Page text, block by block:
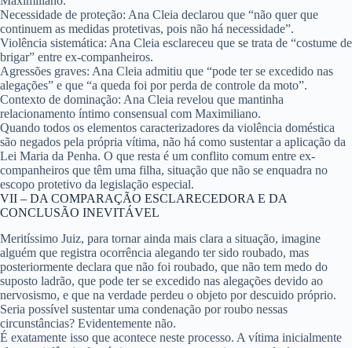
Necessidade de proteção: Ana Cleia declarou que “não quer que
continuem as medidas protetivas, pois não há necessidade”.
Violência sistemática: Ana Cleia esclareceu que se trata de “costume de
brigar” entre ex-companheiros.
Agressões graves: Ana Cleia admitiu que “pode ter se excedido nas
alegações” e que “a queda foi por perda de controle da moto”.
Contexto de dominação: Ana Cleia revelou que mantinha
relacionamento íntimo consensual com Maximiliano.
Quando todos os elementos caracterizadores da violência doméstica
são negados pela própria vítima, não há como sustentar a aplicação da
Lei Maria da Penha. O que resta é um conflito comum entre ex-
companheiros que têm uma filha, situação que não se enquadra no
escopo protetivo da legislação especial.
VII – DA COMPARAÇÃO ESCLARECEDORA E DA
CONCLUSÃO INEVITÁVEL
Meritíssimo Juiz, para tornar ainda mais clara a situação, imagine
alguém que registra ocorrência alegando ter sido roubado, mas
posteriormente declara que não foi roubado, que não tem medo do
suposto ladrão, que pode ter se excedido nas alegações devido ao
nervosismo, e que na verdade perdeu o objeto por descuido próprio.
Seria possível sustentar uma condenação por roubo nessas
circunstâncias? Evidentemente não.
É exatamente isso que acontece neste processo. A vítima inicialmente